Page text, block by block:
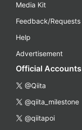
Media Kit
Feedback/Requests
Help
Advertisement
Official Accounts
@Qiita
@qiita_milestone
@qiitapoi